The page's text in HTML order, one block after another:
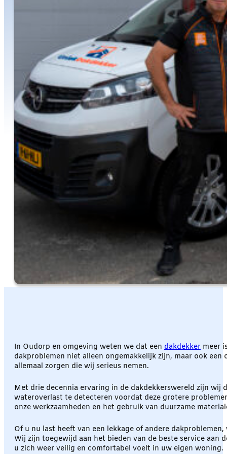
In Oudorp en omgeving weten we dat een dakdekker meer
dakproblemen niet alleen ongemakkelijk zijn, maar ook
allemaal zorgen die wij serieus nemen.
Met drie decennia ervaring in de dakdekkerswereld zijn
wateroverlast te detecteren voordat deze grotere
onze werkzaamheden en het gebruik van duurzame
Of u nu last heeft van een lekkage of andere
Wij zijn toegewijd aan het bieden van de beste service aan
u zich weer veilig en comfortabel voelt in uw eigen woning.